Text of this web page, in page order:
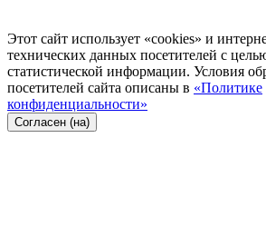
Этот сайт использует «cookies» и
технических данных посетителей с
статистической информации. Условия
посетителей сайта описаны в «Политике
конфиденциальности»
Согласен (на)